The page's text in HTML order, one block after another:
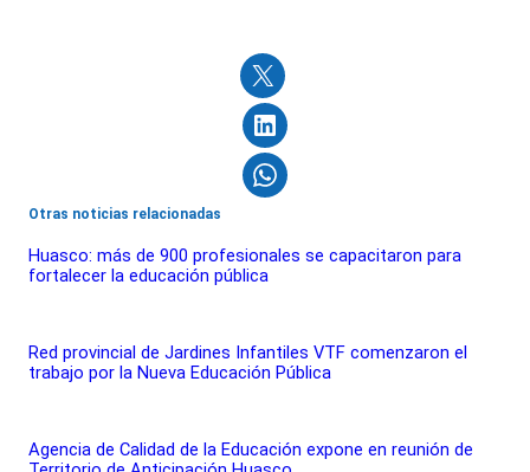
Otras noticias relacionadas
Huasco: más de 900 profesionales se capacitaron para
fortalecer la educación pública
Red provincial de Jardines Infantiles VTF comenzaron el
trabajo por la Nueva Educación Pública
Agencia de Calidad de la Educación expone en reunión de